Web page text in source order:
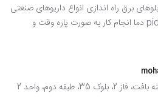
برق راه اندازی انواع داریوهای صنعتی
( اینورتر ) , سافت استارتر کنترل pid دما انجام کار به صورت پاره وقت و
طبقه دوم، واحد 2